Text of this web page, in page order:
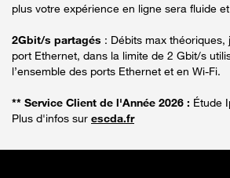
plus votre expérience en ligne sera fluide
2Gbit/s partagés : Débits max théoriques,
port Ethernet, dans la limite de 2 Gbit/s
l’ensemble des ports Ethernet et en Wi-Fi.
** Service Client de l'Année 2026 : Étude
Plus d'infos sur escda.fr